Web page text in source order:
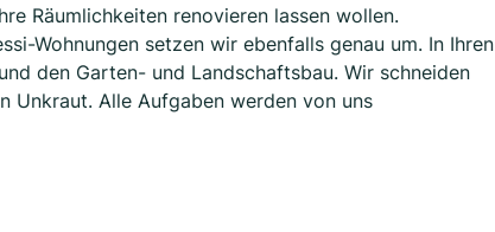
Räumlichkeiten renovieren lassen wollen.
Wohnungen setzen wir ebenfalls genau um. In Ihren
den Garten- und Landschaftsbau. Wir schneiden
Unkraut. Alle Aufgaben werden von uns